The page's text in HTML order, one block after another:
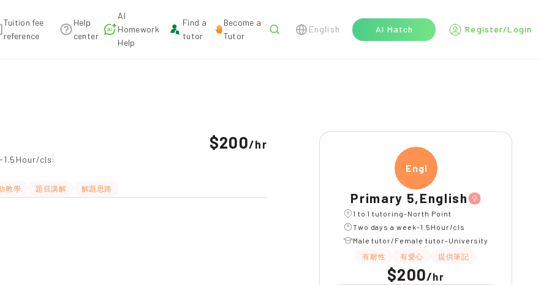
Tuition fee
reference
Help
center
AI
Homework
Help
Find a
tutor
Become a
Tutor
English AI Match Register/Login
1.5Hour/cls
教學 題目講解 解題思路
$200/hr
Engli
Primary 5,English
1 to 1 tutoring-North Point
Two days a week-1.5Hour/cls
Male tutor/Female tutor-University
有耐性
有愛心 提供筆記
$200/hr